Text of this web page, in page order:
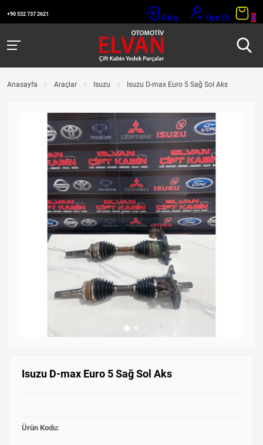
+90 532 737 2621 Giriş Üye Ol 0
Anasayfa Araçlar Isuzu Isuzu D-max Euro 5 Sağ Sol Aks
Isuzu D-max Euro 5 Sağ Sol Aks
Ürün Kodu: